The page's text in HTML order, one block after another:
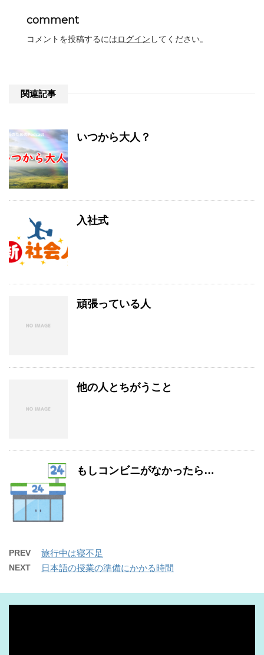
comment
コメントを投稿するにはログイン してください。
関連記事
いつから大人？
入社式
頑張っている人
他の人とちがうこと
もしコンビニがなかったら…
PREV 旅行中は寝不足
NEXT 日本語の授業の準備にかかる時間